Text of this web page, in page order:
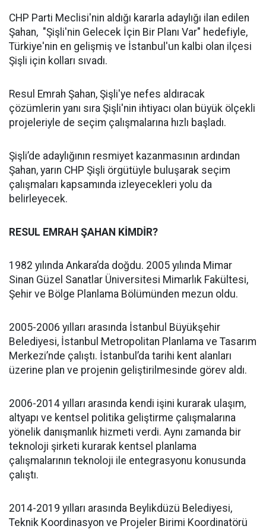
CHP Parti Meclisi'nin aldığı kararla adaylığı ilan edilen
Şahan, "Şişli'nin Gelecek İçin Bir Planı Var" hedefiyle,
Türkiye'nin en gelişmiş ve İstanbul'un kalbi olan ilçesi
Şişli için kolları sıvadı.
Resul Emrah Şahan, Şişli'ye nefes aldıracak
çözümlerin yanı sıra Şişli'nin ihtiyacı olan büyük ölçekli
projeleriyle de seçim çalışmalarına hızlı başladı.
Şişli’de adaylığının resmiyet kazanmasının ardından
Şahan, yarın CHP Şişli örgütüyle buluşarak seçim
çalışmaları kapsamında izleyecekleri yolu da
belirleyecek.
RESUL EMRAH ŞAHAN KİMDİR?
1982 yılında Ankara’da doğdu. 2005 yılında Mimar
Sinan Güzel Sanatlar Üniversitesi Mimarlık Fakültesi,
Şehir ve Bölge Planlama Bölümünden mezun oldu.
2005-2006 yılları arasında İstanbul Büyükşehir
Belediyesi, İstanbul Metropolitan Planlama ve Tasarım
Merkezi’nde çalıştı. İstanbul’da tarihi kent alanları
üzerine plan ve projenin geliştirilmesinde görev aldı.
2006-2014 yılları arasında kendi işini kurarak ulaşım,
altyapı ve kentsel politika geliştirme çalışmalarına
yönelik danışmanlık hizmeti verdi. Aynı zamanda bir
teknoloji şirketi kurarak kentsel planlama
çalışmalarının teknoloji ile entegrasyonu konusunda
çalıştı.
2014-2019 yılları arasında Beylikdüzü Belediyesi,
Teknik Koordinasyon ve Projeler Birimi Koordinatörü